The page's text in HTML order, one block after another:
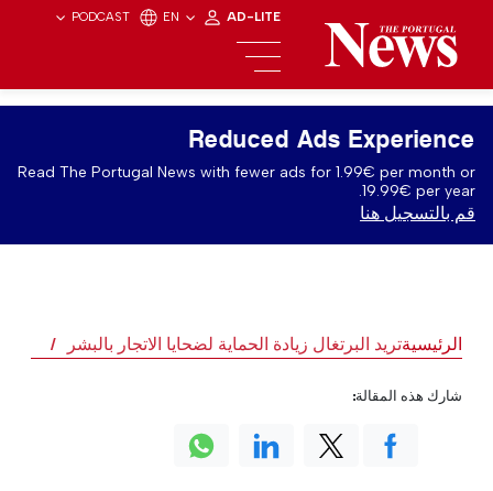
PODCAST EN AD-LITE
Reduced Ads Experience
Read The Portugal News with fewer ads for 1.99€ per month or
19.99€ per year.
قم بالتسجيل هنا
الرئيسيةتريد البرتغال زيادة الحماية لضحايا الاتجار بالبشر
شارك هذه المقالة: